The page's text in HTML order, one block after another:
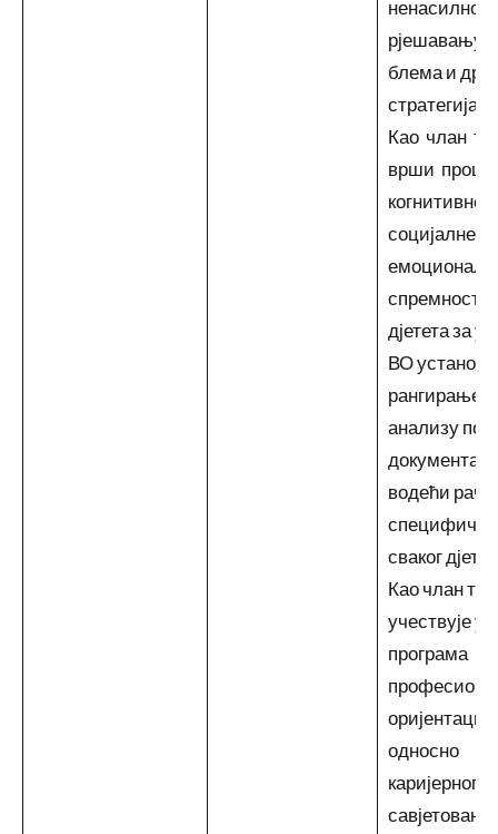
ненасилном
рјешавању
блема и
Као члан
врши
когнитивне,
социјалне и
спремности
дјетета за
ВО
рангирање и
анализу
водећи
сваког
Као члан
учествује у
програма
односно
каријерног
савјетовања